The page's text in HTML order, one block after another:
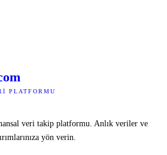
PLATFORMU
veri takip platformu. Anlık veriler ve
yön verin.